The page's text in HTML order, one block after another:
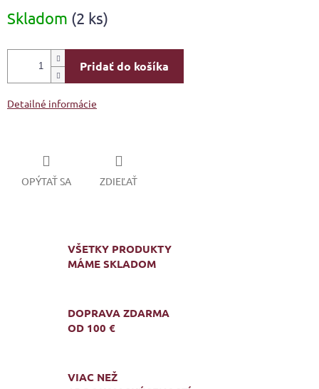
cena:
Skladom (2 ks)
Pridať do košíka
Detailné informácie
OPÝTAŤ SA ZDIEĽAŤ
VŠETKY PRODUKTY
MÁME SKLADOM
DOPRAVA ZDARMA
OD 100 €
VIAC NEŽ